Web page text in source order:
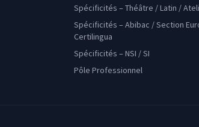
Spécificités – Théâtre / Latin /
Spécificités – Abibac / Section
Certilingua
Spécificités – NSI / SI
Pôle Professionnel